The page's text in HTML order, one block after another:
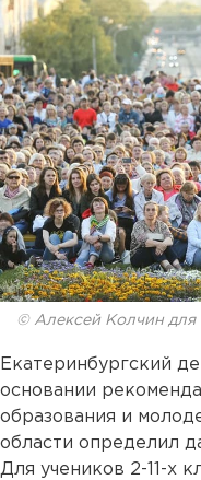
© Алексей Колчин
Екатеринбургский
основании
образования и
области определил
Для учеников 2-11-х